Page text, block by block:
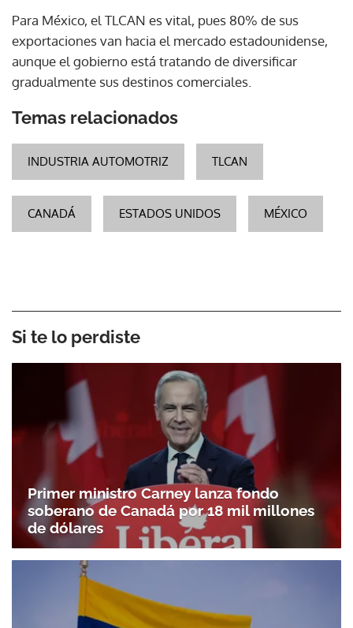
Para México, el TLCAN es vital, pues 80% de sus
exportaciones van hacia el mercado estadounidense,
aunque el gobierno está tratando de diversificar
gradualmente sus destinos comerciales.
Temas relacionados
INDUSTRIA AUTOMOTRIZ TLCAN
CANADÁ ESTADOS UNIDOS MÉXICO
Si te lo perdiste
Primer ministro Carney lanza fondo
soberano de Canadá por 18 mil millones
de dólares